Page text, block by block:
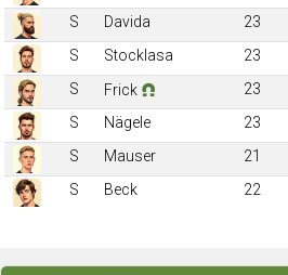
S
Davida 23
S
Stocklasa 23
S
Frick 23
S
Nägele 23
S
Mauser 21
S
Beck 22